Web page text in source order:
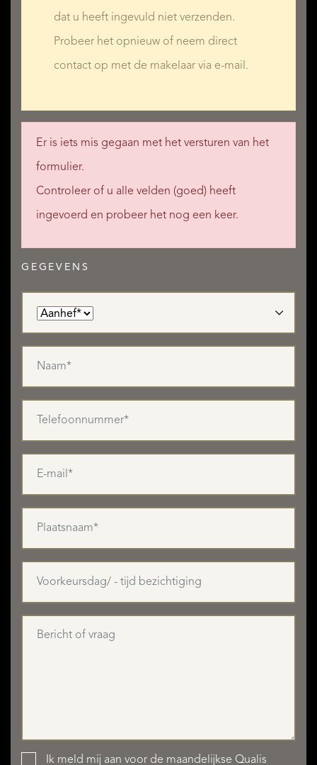
dat u heeft ingevuld niet verzenden.
Probeer het opnieuw of neem direct
contact op met de makelaar via e-mail.
Er is iets mis gegaan met het versturen van het
formulier.
Controleer of u alle velden (goed) heeft
ingevoerd en probeer het nog een keer.
GEGEVENS
Ik meld mij aan voor de maandelijkse Qualis